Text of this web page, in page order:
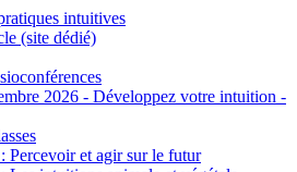
intuitives
(site dédié)
2026 - Développez votre intuition -
Percevoir et agir sur le futur